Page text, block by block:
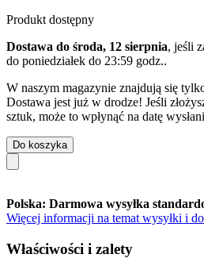
Produkt dostępny
Dostawa do środa, 12 sierpnia, jeśli
do poniedziałek do 23:59 godz..
W naszym magazynie znajdują się
Dostawa jest już w drodze! Jeśli
sztuk, może to wpłynąć na datę
Do koszyka
Polska: Darmowa wysyłka
Więcej informacji na temat wysyłki i
Właściwości i zalety